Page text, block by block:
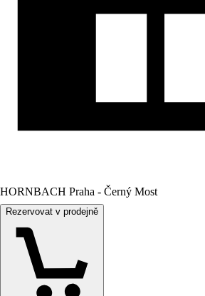
HORNBACH Praha - Černý Most
Rezervovat v prodejně